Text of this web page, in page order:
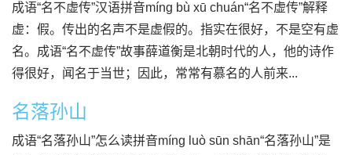
成语“名不虚传”汉语拼音míng bù xū chuán“名不虚传”解释
虚：假。传出的名声不是虚假的。指实在很好，不是空有虚
名。成语“名不虚传”故事薛道衡是北朝时代的人，他的诗作
得很好，闻名于当世；因此，常常有慕名的人前来...
名落孙山
成语“名落孙山”怎么读拼音míng luò sūn shān“名落孙山”是